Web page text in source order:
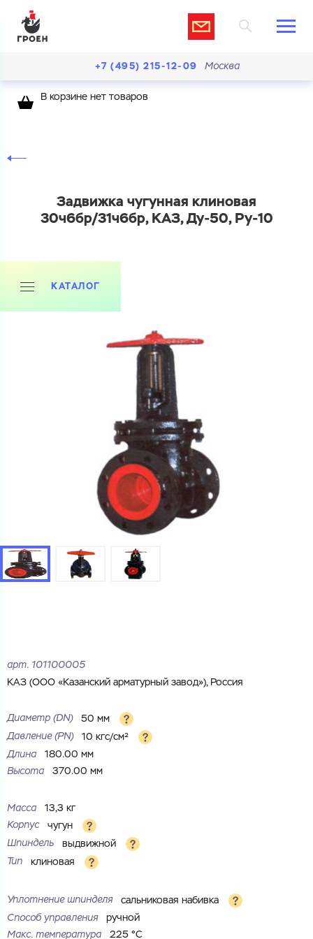
Купить как физ. лицо
Купить как юр. лицо
Номер телефона
Комментарий
Cоглашаюсь на обработку
Ваш запрос
Перечислите товары, которые вас интересуют
и укажите какую информацию вы хотите по ним
получить. Мы свяжемся с вами в ближайшее время.
Запросить КП
Запросить Счёт
ЗАГРУЗИТЬ
МБ)
Cоглашаюсь на обработку
+7 (495) 215-12-09 Москва
В корзине нет товаров
Задвижка чугунная клиновая
30ч6бр/31ч6бр, КАЗ, Ду-50, Ру-10
КАТАЛОГ
арт. 101100005
КАЗ (ООО «Казанский арматурный завод»), Россия
Диаметр (DN)
50 мм
Давление (PN)
10 кгс/см²
Длина
180.00 мм
Высота
370.00 мм
Масса
13,3 кг
Корпус
чугун
Шпиндель
выдвижной
Тип
клиновая
Уплотнение шпинделя
сальниковая набивка
Способ управления
ручной
Макс. температура
225 °С